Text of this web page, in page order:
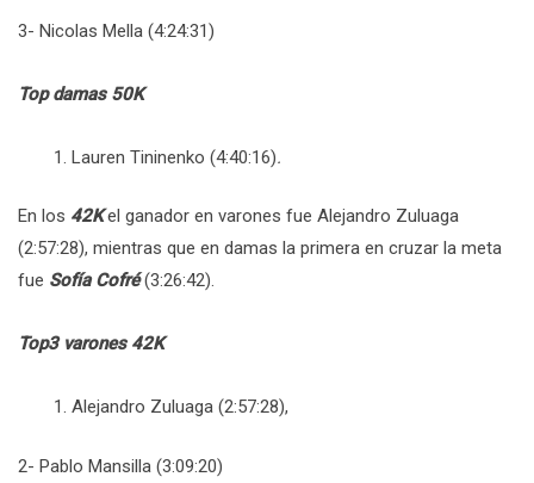
3- Nicolas Mella (4:24:31)
Top damas 50K
Lauren Tininenko (4:40:16).
En los 42Kel ganador en varones fue Alejandro Zuluaga
(2:57:28), mientras que en damas la primera en cruzar la meta
fue Sofía Cofré(3:26:42).
Top3 varones 42K
Alejandro Zuluaga (2:57:28),
2- Pablo Mansilla (3:09:20)